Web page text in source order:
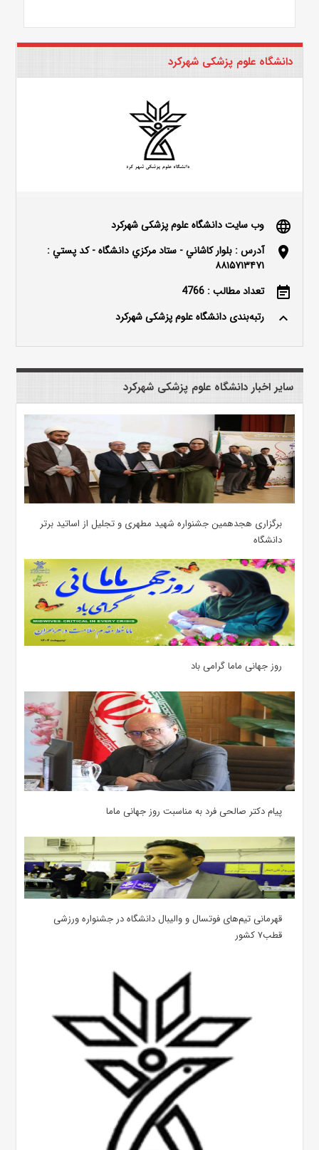
دانشگاه علوم پزشکی شهرکرد
language وب سایت دانشگاه علوم پزشکی شهرکرد
location_on
آدرس : بلوار كاشاني - ستاد مركزي دانشگاه - كد پستي :
۸۸۱۵۷۱۳۴۷۱
event_note تعداد مطالب : 4766
keyboard_arrow_up رتبه‌بندی دانشگاه علوم پزشکی شهرکرد
سایر اخبار دانشگاه علوم پزشکی شهرکرد
برگزاری هجدهمین جشنواره شهید مطهری و تجلیل از اساتید برتر
دانشگاه
روز جهانی ماما گرامی باد
پیام دکتر صالحی فرد به مناسبت روز جهانی ماما
قهرمانی تیم‌های فوتسال و والیبال دانشگاه در جشنواره ورزشی
قطب۷ کشور